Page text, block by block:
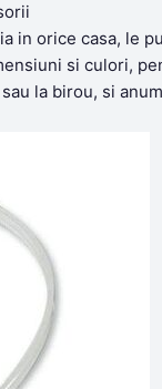
in orice casa, le
si culori,
la birou, si